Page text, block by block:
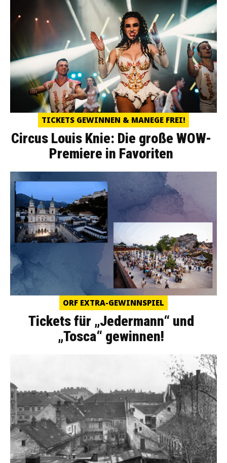
TICKETS GEWINNEN & MANEGE FREI!
Circus Louis Knie: Die große WOW-
Premiere in Favoriten
ORF EXTRA-GEWINNSPIEL
Tickets für „Jedermann“ und
„Tosca“ gewinnen!